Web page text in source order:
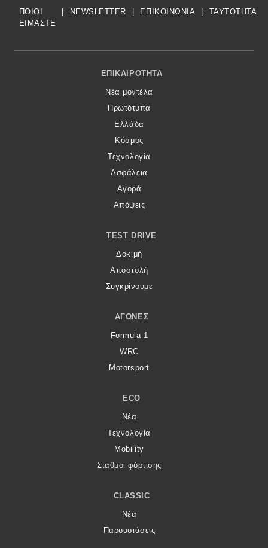
ΠΟΙΟΙ
ΕΙΜΑΣΤΕ
| NEWSLETTER | ΕΠΙΚΟΙΝΩΝΙΑ | TAYTOTHTA
Footer Menu
ΕΠΙΚΑΙΡΌΤΗΤΑ
Νέα μοντέλα
Πρωτότυπα
Ελλάδα
Κόσμος
Τεχνολογία
Ασφάλεια
Αγορά
Απόψεις
TEST DRIVE
Δοκιμή
Αποστολή
Συγκρίνουμε
ΑΓΏΝΕΣ
Formula 1
WRC
Motorsport
ECO
Νέα
Τεχνολογία
Mobility
Σταθμοί φόρτισης
CLASSIC
Νέα
Παρουσιάσεις